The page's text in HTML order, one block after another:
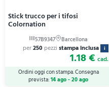
Stick trucco per i tifosi
Colornation
per250 pezzi stampa inclusa i
1.18 € cad.
Ordini oggi con stampa. Consegna
prevista:14 ago - 20 ago